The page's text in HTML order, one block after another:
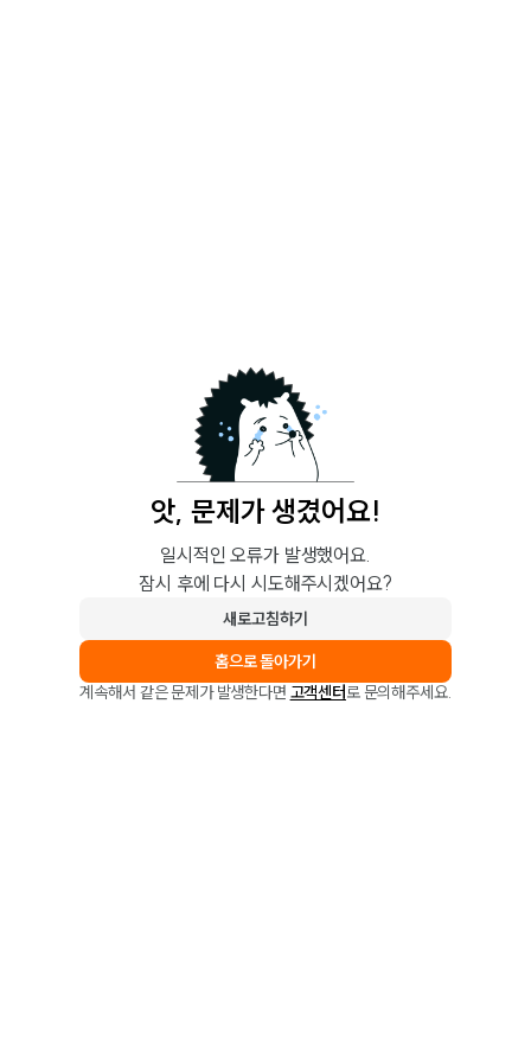
앗, 문제가 생겼어요!
일시적인 오류가 발생했어요.
잠시 후에 다시 시도해주시겠어요?
새로고침하기
홈으로 돌아가기
계속해서 같은 문제가 발생한다면 고객센터로 문의해주세요.